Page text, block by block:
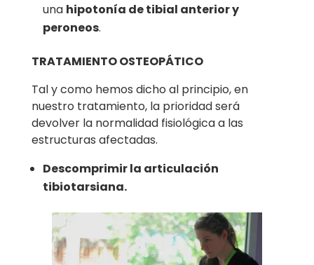
una hipotonía de tibial anterior y
peroneos.
TRATAMIENTO OSTEOPÁTICO
Tal y como hemos dicho al principio, en
nuestro tratamiento, la prioridad será
devolver la normalidad fisiológica a las
estructuras afectadas.
Descomprimir la articulación
tibiotarsiana.